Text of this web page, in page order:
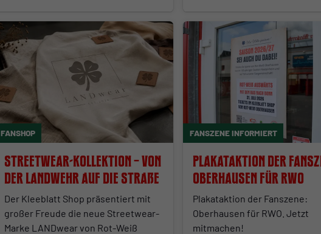
FANSHOP
Streetwear-Kollektion – Von
der Landwehr auf die Straße
Der Kleeblatt Shop präsentiert mit
großer Freude die neue Streetwear-
Marke LANDwear von Rot-Weiß
FANSZENE INFORMIERT
Plakataktion der
Oberhausen für RWO
Plakataktion der Fanszene:
Oberhausen für RWO. Jetzt
mitmachen!